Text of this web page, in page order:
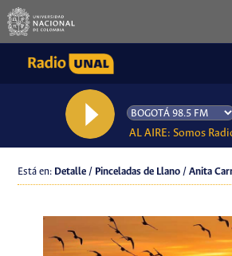
AL AIRE: Somos
Está en: Detalle / Pinceladas de Llano / Anita